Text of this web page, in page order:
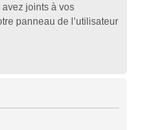
joints à vos
panneau de l’utilisateur